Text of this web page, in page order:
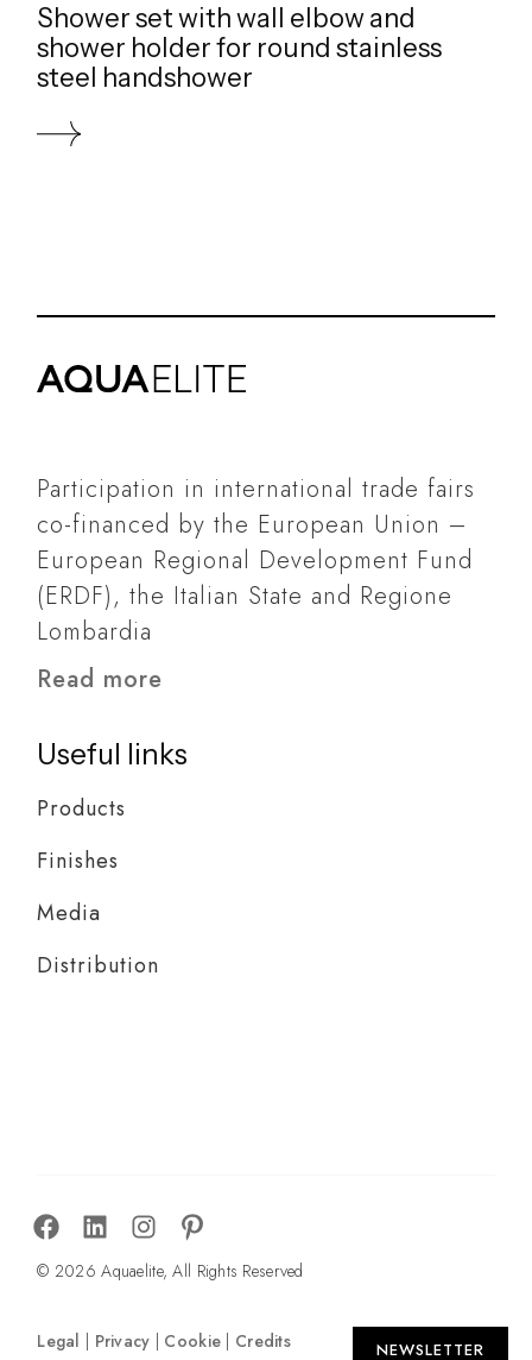
Shower set with wall elbow and
shower holder for round stainless
steel handshower
Participation in international trade fairs
co-financed by the European Union –
European Regional Development Fund
(ERDF), the Italian State and Regione
Lombardia
Read more
Useful links
Products
Finishes
Media
Distribution
© 2026 Aquaelite, All Rights Reserved
Legal | Privacy | Cookie | Credits NEWSLETTER